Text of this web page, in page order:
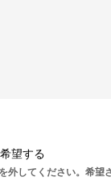
望する
外してください。希望